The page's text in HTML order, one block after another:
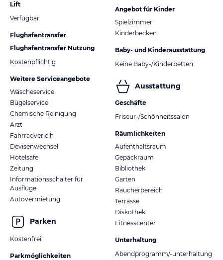
Lift
Verfügbar
Flughafentransfer
Flughafentransfer Nutzung
Kostenpflichtig
Weitere Serviceangebote
Wäscheservice
Bügelservice
Chemische Reinigung
Arzt
Fahrradverleih
Devisenwechsel
Hotelsafe
Zeitung
Informationsschalter für
Ausflüge
Autovermietung
Parken
Kostenfrei
Parkmöglichkeiten
Angebot für Kinder
Spielzimmer
Kinderbecken
Baby- und Kinderausstattung
Keine Baby-/Kinderbetten
Ausstattung
Geschäfte
Friseur-/Schönheitssalon
Räumlichkeiten
Aufenthaltsraum
Gepäckraum
Bibliothek
Garten
Raucherbereich
Terrasse
Diskothek
Fitnesscenter
Unterhaltung
Abendprogramm/-unterhaltung